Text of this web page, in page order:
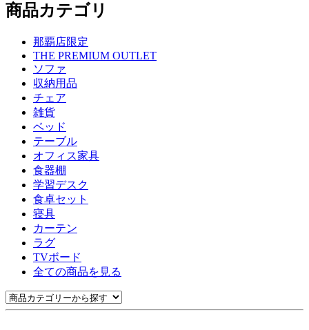
商品カテゴリ
那覇店限定
THE PREMIUM OUTLET
ソファ
収納用品
チェア
雑貨
ベッド
テーブル
オフィス家具
食器棚
学習デスク
食卓セット
寝具
カーテン
ラグ
TVボード
全ての商品を見る